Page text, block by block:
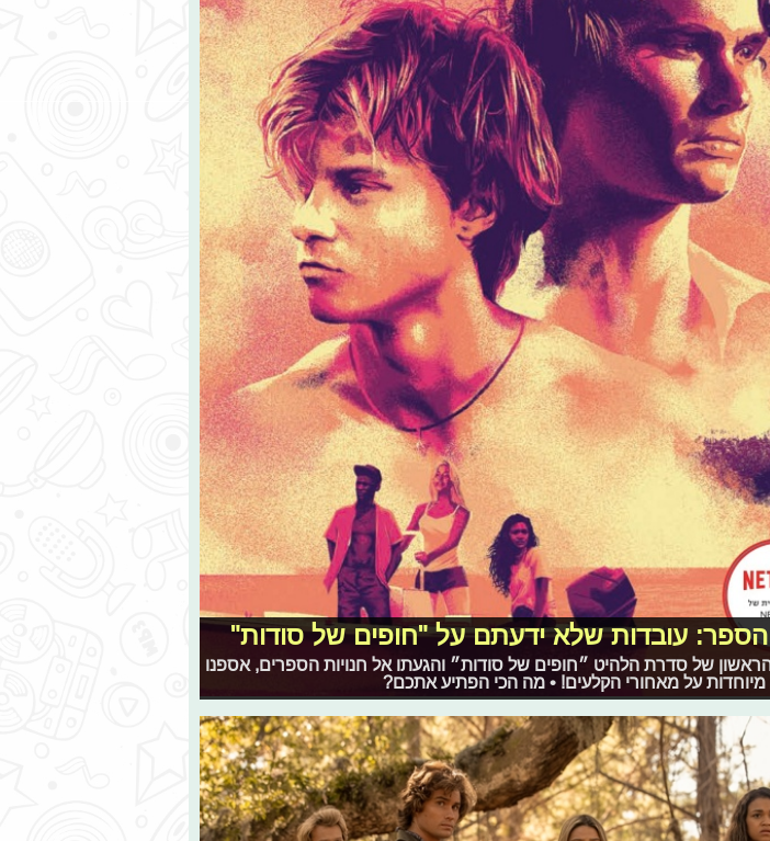
עובדות שלא ידעתם על "חופים של סודות"
של סדרת הלהיט ״חופים של סודות״ והגעתו אל חנויות הספרים, אספנו
על מאחורי הקלעים! • מה הכי הפתיע אתכם?